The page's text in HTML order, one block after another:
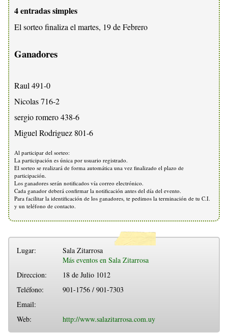
4 entradas simples
El sorteo finaliza el martes, 19 de Febrero
Ganadores
Raul 491-0
Nicolas 716-2
sergio romero 438-6
Miguel Rodriguez 801-6
Al participar del sorteo:
La participación es única por usuario registrado.
El sorteo se realizará de forma automática una vez finalizado el plazo de
participación.
Los ganadores serán notificados vía correo electrónico.
Cada ganador deberá confirmar la notificación antes del día del evento.
Para facilitar la identificación de los ganadores, te pedimos la terminación de tu C.I.
y un teléfono de contacto.
Lugar:
Sala Zitarrosa
Más eventos en Sala Zitarrosa
Direccion:
18 de Julio 1012
Teléfono:
901-1756 / 901-7303
Email:
Web:
http://www.salazitarrosa.com.uy